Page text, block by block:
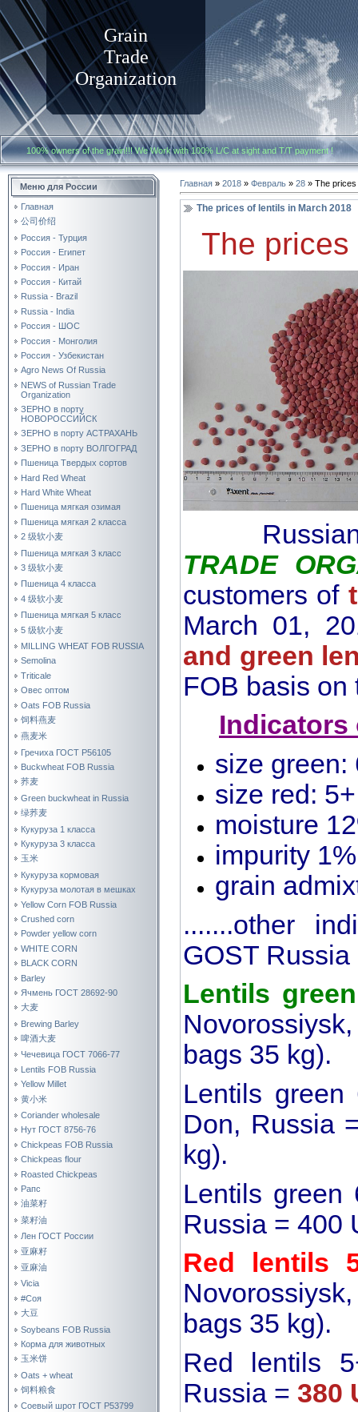
Grain
Trade
Organization
100% owners of the grain!!! We Work with100% L/C at sight and T/T payment
Меню для России
Главная
公司价绍
Россия - Турция
Россия - Египет
Россия - Иран
Россия - Китай
Russia - Brazil
Russia - India
Россия - ШОС
Россия - Монголия
Россия - Узбекистан
Agro News Of Russia
NEWS of Russian Trade
Organization
ЗЕРНО в порту
НОВОРОССИЙСК
ЗЕРНО в порту АСТРАХАНЬ
ЗЕРНО в порту ВОЛГОГРАД
Пшеница Твердых сортов
Hard Red Wheat
Hard White Wheat
Пшеница мягкая озимая
Пшеница мягкая 2 класса
2 级软小麦
Пшеница мягкая 3 класс
3 级软小麦
Пшеница 4 класса
4 级软小麦
Пшеница мягкая 5 класс
5 级软小麦
MILLING WHEAT FOB RUSSIA
Semolina
Triticale
Овес оптом
Oats FOB Russia
饲料燕麦
燕麦米
Гречиха ГОСТ Р56105
Buckwheat FOB Russia
荞麦
Green buckwheat in Russia
绿荞麦
Кукуруза 1 класса
Кукуруза 3 класса
玉米
Кукуруза кормовая
Кукуруза молотая в мешках
Yellow Corn FOB Russia
Crushed corn
Powder yellow corn
WHITE CORN
BLACK CORN
Barley
Ячмень ГОСТ 28692-90
大麦
Brewing Barley
啤酒大麦
Чечевица ГОСТ 7066-77
Lentils FOB Russia
Yellow Millet
黄小米
Coriander wholesale
Нут ГОСТ 8756-76
Chickpeas FOB Russia
Chickpeas flour
Roasted Chickpeas
Рапс
油菜籽
菜籽油
Лен ГОСТ России
亚麻籽
亚麻油
Vicia
#Соя
大豆
Soybeans FOB Russia
Корма для животных
玉米饼
Oats + wheat
饲料粮食
Соевый шрот ГОСТ Р53799
Главная » 2018 » Февраль » 28 » The prices
The prices of lentils in March 2018
The
TRADE
customers of
March 01,
and green
FOB basis on
Indicators
size green:
size red:
moisture
impurity 1%
grain
.......other
GOST
Lentils
bags 35 kg).
Lentils
Don, Russia
kg).
Lentils
Russia = 400
Red lentils
bags 35 kg).
Red lentils
Russia = 380